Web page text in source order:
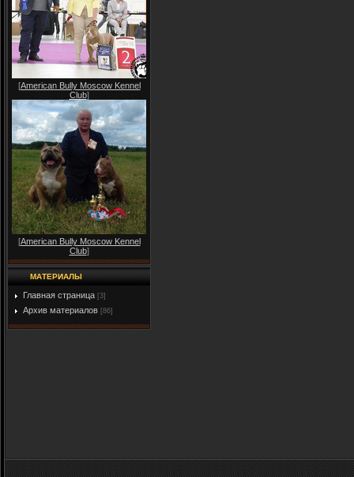
[American Bully Moscow Kennel
Club]
[American Bully Moscow Kennel
Club]
МАТЕРИАЛЫ
Главная страница [3]
Архив материалов [86]